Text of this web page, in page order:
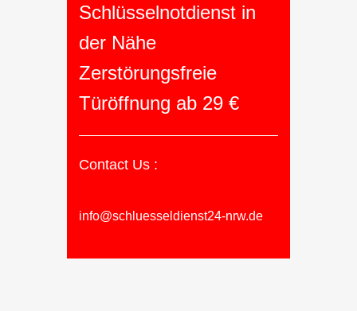
Schlüsselnotdienst in
der Nähe
Zerstörungsfreie
Türöffnung ab 29 €
Contact Us :
info@schluesseldienst24-nrw.de